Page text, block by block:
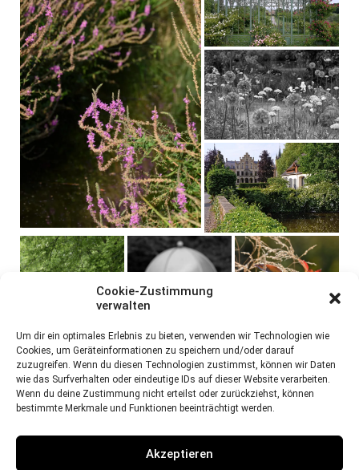
Cookie-Zustimmung
verwalten
Um dir ein optimales Erlebnis zu bieten, verwenden wir Technologien wie
Cookies, um Geräteinformationen zu speichern und/oder darauf
zuzugreifen. Wenn du diesen Technologien zustimmst, können wir Daten
wie das Surfverhalten oder eindeutige IDs auf dieser Website verarbeiten.
Wenn du deine Zustimmung nicht erteilst oder zurückziehst, können
bestimmte Merkmale und Funktionen beeinträchtigt werden.
Akzeptieren